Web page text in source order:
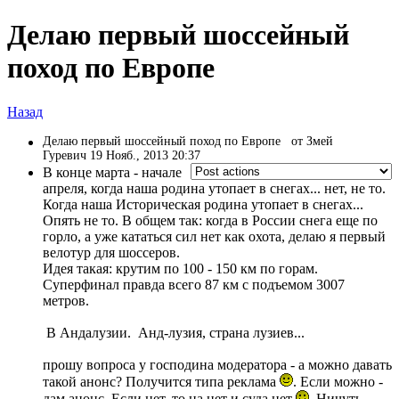
Делаю первый шоссейный
поход по Европе
Назад
Делаю первый шоссейный поход по Европе от Змей
Гуревич 19 Нояб., 2013 20:37
В конце марта - начале
апреля, когда наша родина утопает в снегах... нет, не то.
Когда наша Историческая родина утопает в снегах...
Опять не то. В общем так: когда в России снега еще по
горло, а уже кататься сил нет как охота, делаю я первый
велотур для шоссеров.
Идея такая: крутим по 100 - 150 км по горам.
Суперфинал правда всего 87 км с подъемом 3007
метров.
В Андалузии. Анд-лузия, страна лузиев...
прошу вопроса у господина модератора - а можно давать
такой анонс? Получится типа реклама
. Если можно -